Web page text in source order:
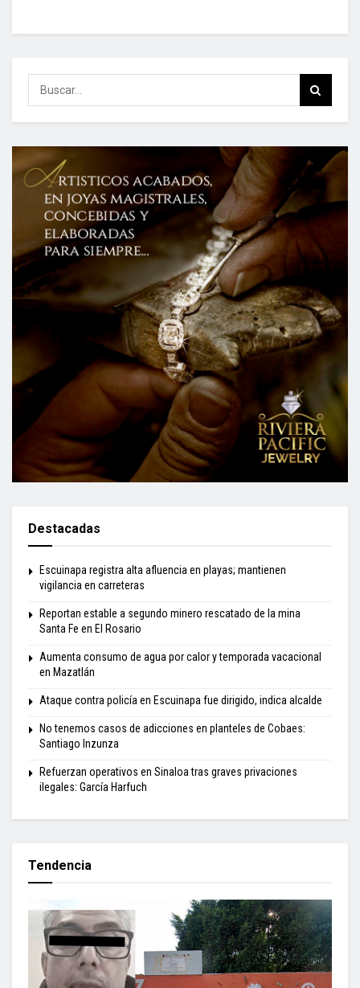
Destacadas
Escuinapa registra alta afluencia en playas; mantienen
vigilancia en carreteras
Reportan estable a segundo minero rescatado de la mina
Santa Fe en El Rosario
Aumenta consumo de agua por calor y temporada vacacional
en Mazatlán
Ataque contra policía en Escuinapa fue dirigido, indica alcalde
No tenemos casos de adicciones en planteles de Cobaes:
Santiago Inzunza
Refuerzan operativos en Sinaloa tras graves privaciones
ilegales: García Harfuch
Tendencia